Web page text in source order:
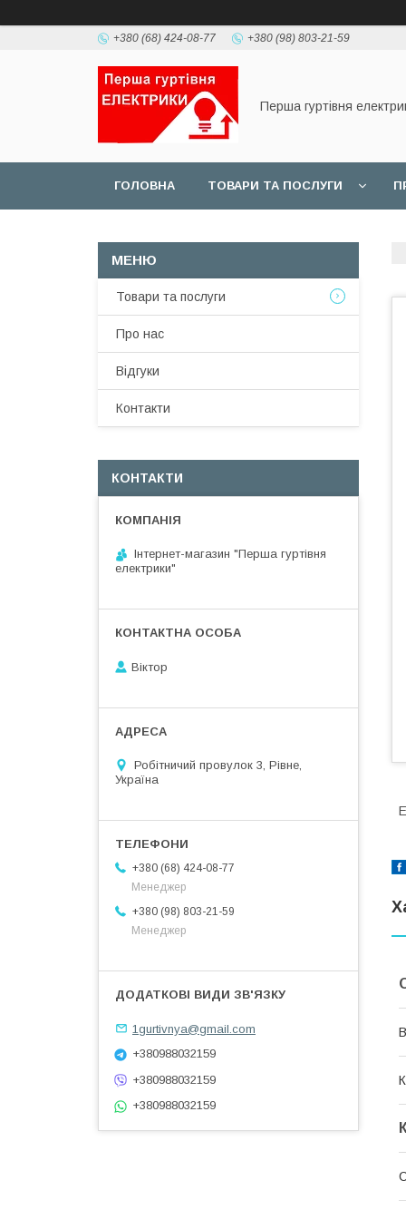
+380 (68) 424-08-77 +380 (98) 803-21-59
Перша гуртівня
ГОЛОВНА ТОВАРИ ТА ПОСЛУГИ
Товари та послуги
Про нас
Відгуки
Контакти
КОНТАКТИ
Інтернет-магазин "Перша гуртівня
електрики"
Віктор
Робітничий провулок 3, Рівне,
Україна
+380 (68) 424-08-77
Менеджер
+380 (98) 803-21-59
Менеджер
1gurtivnya@gmail.com
+380988032159
+380988032159
+380988032159